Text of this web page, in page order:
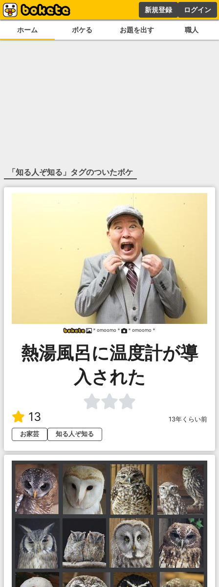
新規登録 ログイン
ホーム ボケる お題を出す 職人
「知る人ぞ知る 」タグのついたボケ
＊omoomo＊ ＊omoomo＊
熱湯風呂に温度計が導
入された
13
13年くらい前
お家芸
知る人ぞ知る